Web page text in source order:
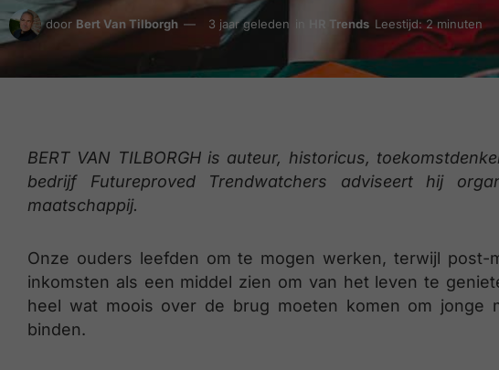
door Bert Van Tilborgh 3 jaar geleden in HR Trends Leestijd: 2 minuten
BERT VAN TILBORGH is auteur, historicus,
bedrijf Futureproved Trendwatchers adviseert hij
maatschappij.
Onze ouders leefden om te mogen werken, terwijl post-
inkomsten als een middel zien om van het leven te
heel wat moois over de brug moeten komen om jonge
binden.